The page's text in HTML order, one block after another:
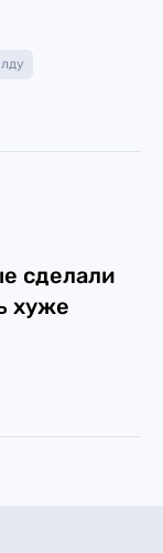
сделали
хуже